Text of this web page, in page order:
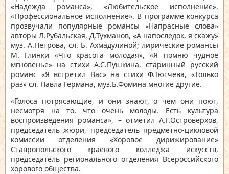
«Надежда романса», «Любительское исполнение»,
«Профессиональное исполнение». В программе конкурса
прозвучали популярные романсы «Напрасные слова»
авторы Л.Рубальская, Д.Тухманов, «А напоследок, я скажу»
муз. А.Петрова, сл. Б. Ахмадулиной; лирические романсы
М. Глинки «Что красота молодая», «Я помню чудное
мгновенье» на стихи А.С.Пушкина, старинный русский
романс «Я встретил Вас» на стихи Ф.Тютчева, «Только
раз» сл. Павла Германа, муз.Б.Фомина многие другие.
«Голоса потрясающие, и они знают, о чем они поют,
несмотря на то, что очень молоды. Есть культура
воспроизведения романса», – отметил А.Г.Островерхов,
председатель жюри, председатель предметно-цикловой
комиссии отделения «Хоровое дирижирование»
Ставропольского краевого колледжа искусств,
председатель регионального отделения Всероссийского
хорового общества.